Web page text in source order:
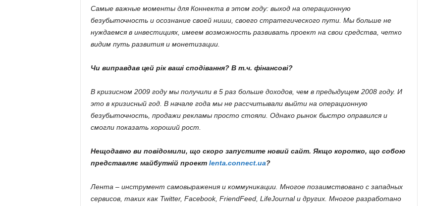
.
c
.
u
Самые важные моменты для Коннекта в этом году: выход на операционную
безубыточность и осознание своей ниши, своего стратегического пути. Мы больше не
нуждаемся в инвестициях, имеем возможность развивать проект на свои средства, четко
видим путь развития и монетизации.
Чи виправдав цей рік ваші сподівання? В т.ч. фінансові?
В кризисном 2009 году мы получили в 5 раз больше доходов, чем в предыдущем 2008 году. И
это в кризисный год. В начале года мы не рассчитывали выйти на операционную
безубыточность, продажи рекламы просто стояли. Однако рынок быстро оправился и
смогли показать хороший рост.
Нещодавно ви повідомили, що скоро запустите новий сайт. Якщо коротко, що собою
представляє майбутній проект lenta.connect.ua?
Лента – инструмент самовыражения и коммуникации. Многое позаимствовано с западных
сервисов, таких как Twitter, Facebook, FriendFeed, LifeJournal и других. Многое разработано